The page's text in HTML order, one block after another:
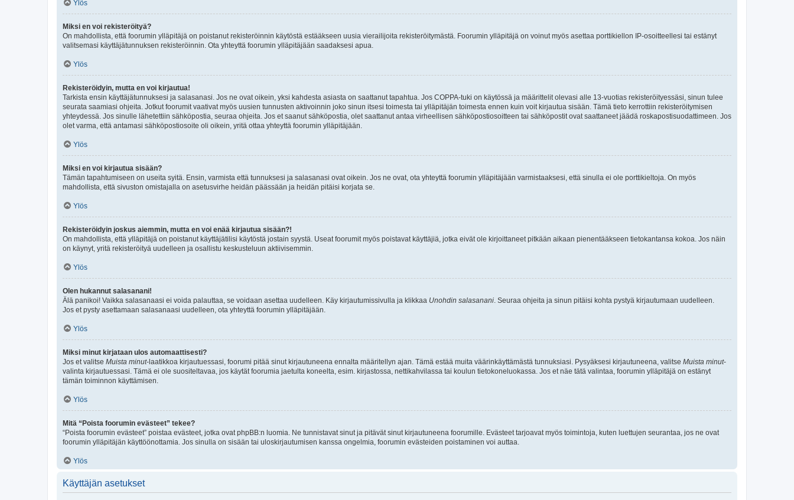
Ylös
Miksi en voi rekisteröityä?
On mahdollista, että foorumin ylläpitäjä on poistanut rekisteröinnin käytöstä estääkseen uusia vierailijoita rekisteröitymästä. Foorumin ylläpitäjä on voinut myös asettaa porttikiellon IP-osoitteellesi tai estänyt
valitsemasi käyttäjätunnuksen rekisteröinnin. Ota yhteyttä foorumin ylläpitäjään saadaksesi apua.
Ylös
Rekisteröidyin, mutta en voi kirjautua!
Tarkista ensin käyttäjätunnuksesi ja salasanasi. Jos ne ovat oikein, yksi kahdesta asiasta on saattanut tapahtua. Jos COPPA-tuki on käytössä ja määrittelit olevasi alle 13-vuotias rekisteröityessäsi, sinun tulee
seurata saamiasi ohjeita. Jotkut foorumit vaativat myös uusien tunnusten aktivoinnin joko sinun itsesi toimesta tai ylläpitäjän toimesta ennen kuin voit kirjautua sisään. Tämä tieto kerrottiin rekisteröitymisen
yhteydessä. Jos sinulle lähetettiin sähköpostia, seuraa ohjeita. Jos et saanut sähköpostia, olet saattanut antaa virheellisen sähköpostiosoitteen tai sähköpostit ovat saattaneet jäädä roskapostisuodattimeen. Jos
olet varma, että antamasi sähköpostiosoite oli oikein, yritä ottaa yhteyttä foorumin ylläpitäjään.
Ylös
Miksi en voi kirjautua sisään?
Tämän tapahtumiseen on useita syitä. Ensin, varmista että tunnuksesi ja salasanasi ovat oikein. Jos ne ovat, ota yhteyttä foorumin ylläpitäjään varmistaaksesi, että sinulla ei ole porttikieltoja. On myös
mahdollista, että sivuston omistajalla on asetusvirhe heidän päässään ja heidän pitäisi korjata se.
Ylös
Rekisteröidyin joskus aiemmin, mutta en voi enää kirjautua sisään?!
On mahdollista, että ylläpitäjä on poistanut käyttäjätilisi käytöstä jostain syystä. Useat foorumit myös poistavat käyttäjiä, jotka eivät ole kirjoittaneet pitkään aikaan pienentääkseen tietokantansa kokoa. Jos näin
on käynyt, yritä rekisteröityä uudelleen ja osallistu keskusteluun aktiivisemmin.
Ylös
Olen hukannut salasanani!
Älä panikoi! Vaikka salasanaasi ei voida palauttaa, se voidaan asettaa uudelleen. Käy kirjautumissivulla ja klikkaa Unohdin salasanani. Seuraa ohjeita ja sinun pitäisi kohta pystyä kirjautumaan uudelleen.
Jos et pysty asettamaan salasanaasi uudelleen, ota yhteyttä foorumin ylläpitäjään.
Ylös
Miksi minut kirjataan ulos automaattisesti?
Jos et valitse Muista minut-laatikkoa kirjautuessasi, foorumi pitää sinut kirjautuneena ennalta määritellyn ajan. Tämä estää muita väärinkäyttämästä tunnuksiasi. Pysyäksesi kirjautuneena, valitse Muista minut-
valinta kirjautuessasi. Tämä ei ole suositeltavaa, jos käytät foorumia jaetulta koneelta, esim. kirjastossa, nettikahvilassa tai koulun tietokoneluokassa. Jos et näe tätä valintaa, foorumin ylläpitäjä on estänyt
tämän toiminnon käyttämisen.
Ylös
Mitä “Poista foorumin evästeet” tekee?
“Poista foorumin evästeet” poistaa evästeet, jotka ovat phpBB:n luomia. Ne tunnistavat sinut ja pitävät sinut kirjautuneena foorumille. Evästeet tarjoavat myös toimintoja, kuten luettujen seurantaa, jos ne ovat
foorumin ylläpitäjän käyttöönottamia. Jos sinulla on sisään tai uloskirjautumisen kanssa ongelmia, foorumin evästeiden poistaminen voi auttaa.
Ylös
Käyttäjän asetukset